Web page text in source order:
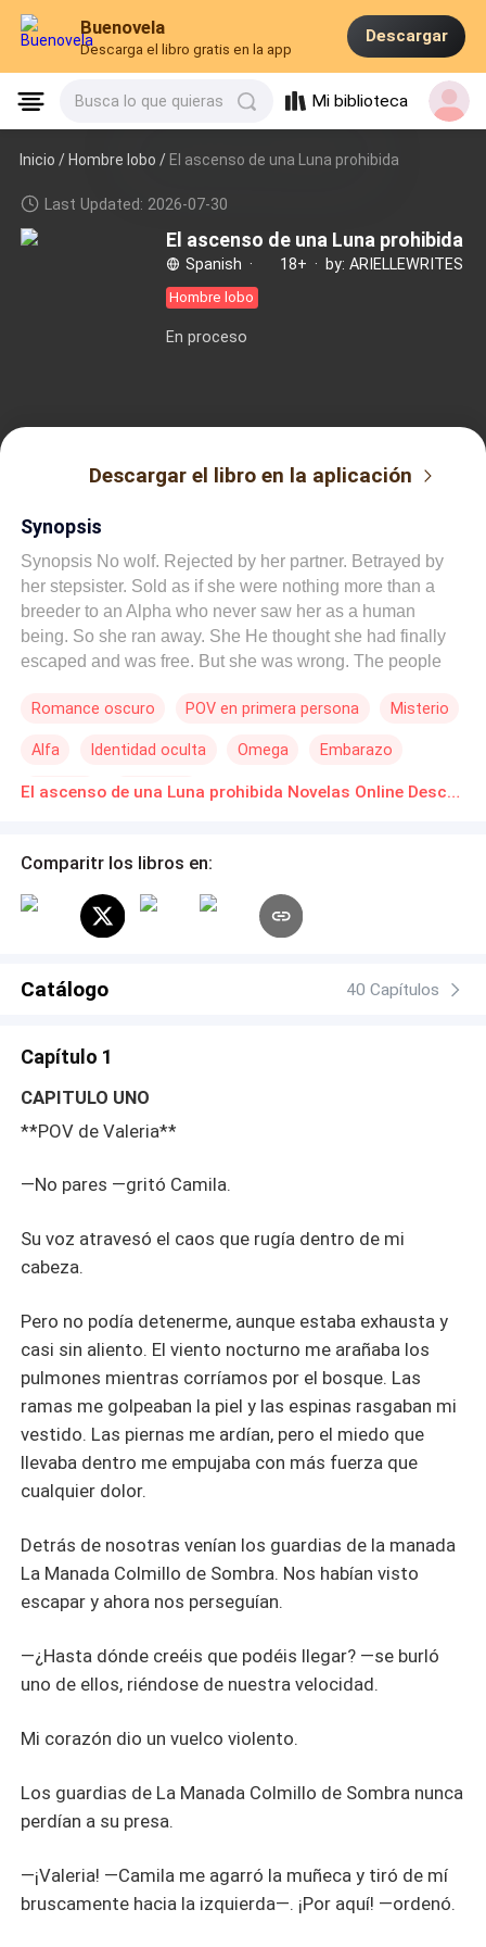
Buenovela
Descarga el libro gratis en la app
Descargar
Busca lo que quieras Mi biblioteca
Inicio /Hombre lobo / El ascenso de una Luna prohibida
Last Updated: 2026-07-30
El ascenso de una Luna prohibida
Spanish · 18+ · by: ARIELLEWRITES
Hombre lobo
En proceso
Descargar el libro en la aplicación
Synopsis
Synopsis No wolf. Rejected by her partner. Betrayed by
her stepsister. Sold as if she were nothing more than a
breeder to an Alpha who never saw her as a human
being. So she ran away. She He thought she had finally
escaped and was free. But she was wrong. The people
waiting for the perfect moment to reveal their true
waiting for it to break. They were waiting to use it. And
now that they have awakened the Beast... They will no
Romance oscuro POV en primera persona Misterio
Alfa Identidad oculta Omega Embarazo
Renacer Venganza El ascenso de una Luna prohibida Novelas Online Descarga gratuita de PDF
Comparitr los libros en:
Catálogo 40 Capítulos
Capítulo 1
CAPITULO UNO
**POV de Valeria**
—No pares —gritó Camila.
Su voz atravesó el caos que rugía dentro de mi
cabeza.
Pero no podía detenerme, aunque estaba exhausta y
casi sin aliento. El viento nocturno me arañaba los
pulmones mientras corríamos por el bosque. Las
ramas me golpeaban la piel y las espinas rasgaban mi
vestido. Las piernas me ardían, pero el miedo que
llevaba dentro me empujaba con más fuerza que
cualquier dolor.
Detrás de nosotras venían los guardias de la manada
La Manada Colmillo de Sombra. Nos habían visto
escapar y ahora nos perseguían.
—¿Hasta dónde creéis que podéis llegar? —se burló
uno de ellos, riéndose de nuestra velocidad.
Mi corazón dio un vuelco violento.
Los guardias de La Manada Colmillo de Sombra nunca
perdían a su presa.
—¡Valeria! —Camila me agarró la muñeca y tiró de mí
bruscamente hacia la izquierda—. ¡Por aquí! —ordenó.